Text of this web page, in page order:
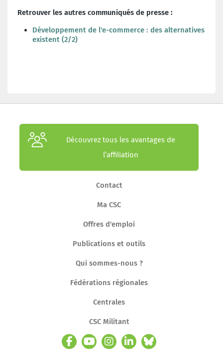
Retrouver les autres communiqués de presse :
Développement de l'e-commerce : des alternatives
existent (2/2)
Découvrez tous les avantages de
l’affiliation
Contact
Ma CSC
Offres d'emploi
Publications et outils
Qui sommes-nous ?
Fédérations régionales
Centrales
CSC Militant